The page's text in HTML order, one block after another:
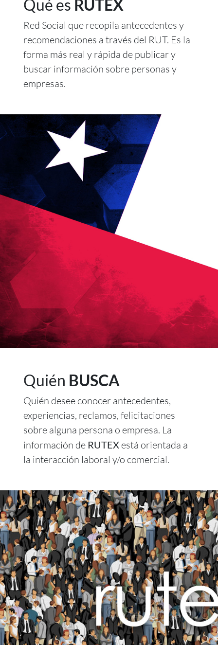
Qué es RUTEX
Red Social que recopila antecedentes y
recomendaciones a través del RUT. Es la
forma más real y rápida de publicar y
buscar información sobre personas y
empresas.
Quién BUSCA
Quién desee conocer antecedentes,
experiencias, reclamos, felicitaciones
sobre alguna persona o empresa. La
información de RUTEX está orientada a
la interacción laboral y/o comercial.